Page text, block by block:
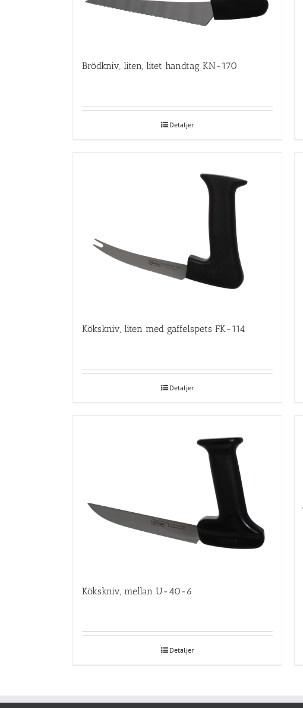
Brödkniv, liten, litet handtag KN-170
Detaljer
Kökskniv, liten med gaffelspets FK-114
Detaljer
Kökskniv, mellan U-40-6
Detaljer